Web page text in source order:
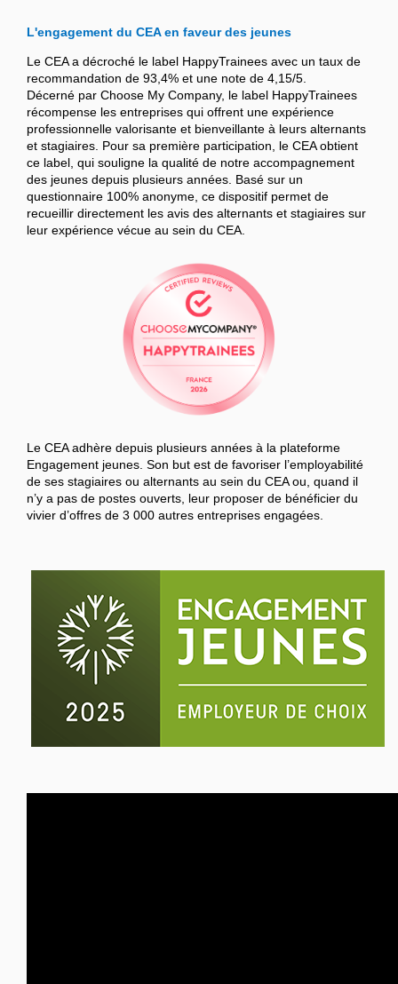
L'engagement du CEA en faveur des jeunes
Le CEA a décroché le label HappyTrainees avec un taux de
recommandation de 93,4% et une note de 4,15/5.
Décerné par Choose My Company, le label HappyTrainees
récompense les entreprises qui offrent une expérience
professionnelle valorisante et bienveillante à leurs alternants
et stagiaires. Pour sa première participation, le CEA obtient
ce label, qui souligne la qualité de notre accompagnement
des jeunes depuis plusieurs années. Basé sur un
questionnaire 100% anonyme, ce dispositif permet de
recueillir directement les avis des alternants et stagiaires sur
leur expérience vécue au sein du CEA.
Le CEA adhère depuis plusieurs années à la plateforme
Engagement jeunes. Son but est de favoriser l’employabilité
de ses stagiaires ou alternants au sein du CEA ou, quand il
n’y a pas de postes ouverts, leur proposer de bénéficier du
vivier d’offres de 3 000 autres entreprises engagées.